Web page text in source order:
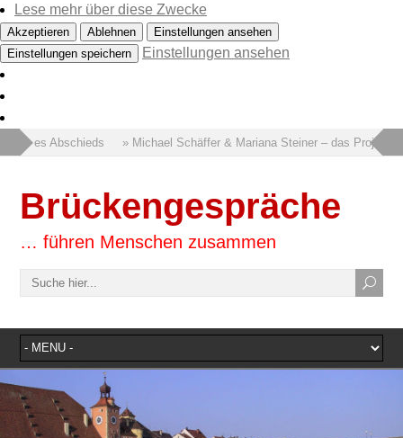
Lese mehr über diese Zwecke
Akzeptieren Ablehnen
Einstellungen ansehen
Einstellungen speichern
Einstellungen ansehen
des Abschieds » Michael Schäffer & Mariana Steiner – das Projekt
Brückengespräche
… führen Menschen zusammen